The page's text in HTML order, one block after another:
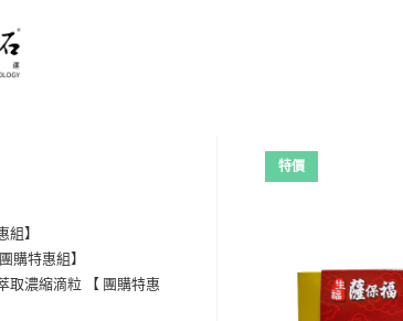
特價
組】
購特惠組】
取濃縮滴粒 【 團購特惠